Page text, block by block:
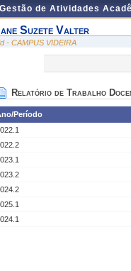
de Atividades
Suzete Valter
- CAMPUS VIDEIRA
Relatório de Trabalho
Período